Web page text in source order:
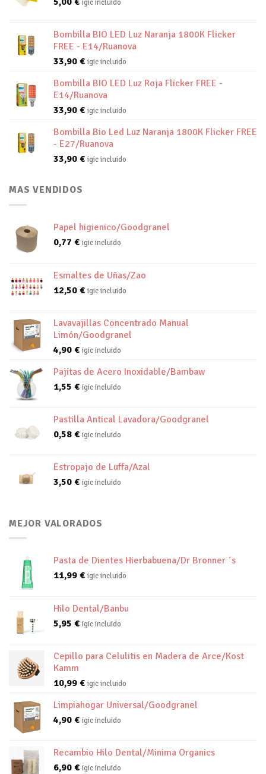
igic incluido
Bombilla BIO LED Luz Naranja 1800K Flicker
FREE - E14/Ruanova
33,90 € igic incluido
Bombilla BIO LED Luz Roja Flicker FREE -
E14/Ruanova
33,90 € igic incluido
Bombilla Bio Led Luz Naranja 1800K Flicker FREE
- E27/Ruanova
33,90 € igic incluido
MAS VENDIDOS
Papel higienico/Goodgranel
0,77 € igic incluido
Esmaltes de Uñas/Zao
12,50 € igic incluido
Lavavajillas Concentrado Manual
Limón/Goodgranel
4,90 € igic incluido
Pajitas de Acero Inoxidable/Bambaw
1,55 € igic incluido
Pastilla Antical Lavadora/Goodgranel
0,58 € igic incluido
Estropajo de Luffa/Azal
3,50 € igic incluido
MEJOR VALORADOS
Pasta de Dientes Hierbabuena/Dr Bronner ´s
11,99 € igic incluido
Hilo Dental/Banbu
5,95 € igic incluido
Cepillo para Celulitis en Madera de Arce/Kost
Kamm
10,99 € igic incluido
Limpiahogar Universal/Goodgranel
4,90 € igic incluido
Recambio Hilo Dental/Minima Organics
6,90 € igic incluido